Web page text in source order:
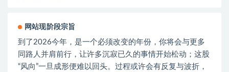
网站现阶段宗旨
到了2026今年，是一个必须改变的年份，你将会与更多
同路人并肩前行，让许多沉寂已久的事情开始松动；这股
“风向”一旦成形便难以回头。过程或许会有反复与波折，